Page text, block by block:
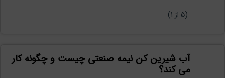
(
5 از 1)
آب شیرین کن نیمه صنعتی چیست و چگونه کار
می کند؟